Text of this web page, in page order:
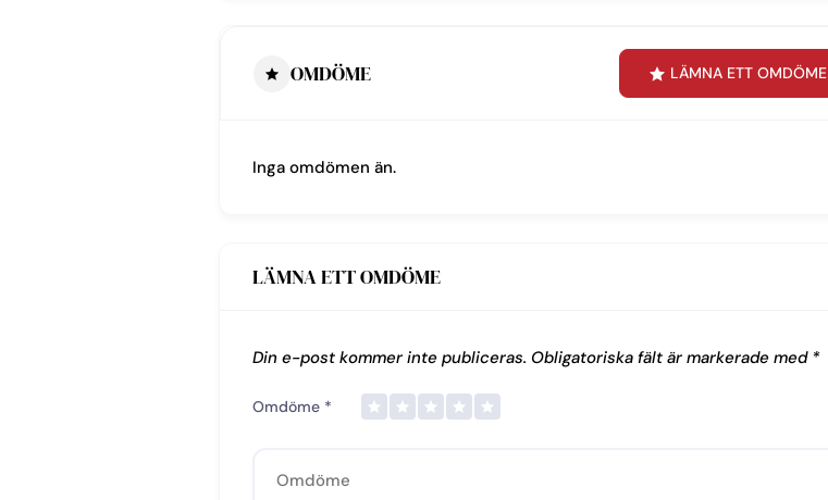
OMDÖME LÄMNA ETT OMDÖME
Inga omdömen än.
LÄMNA ETT OMDÖME
Din e-post kommer inte publiceras. Obligatoriska fält är markerade med *
Omdöme *